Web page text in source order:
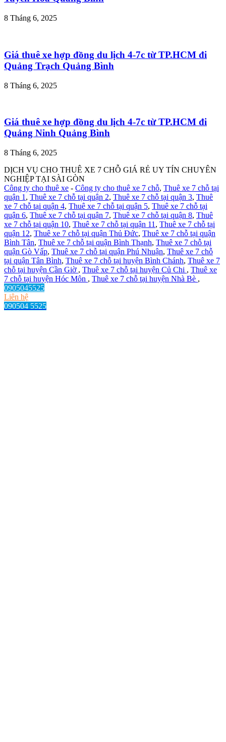
8 Tháng 6, 2025
Giá thuê xe hợp đồng du lịch 4-7c từ TP.HCM đi
Quảng Trạch Quảng Bình
8 Tháng 6, 2025
Giá thuê xe hợp đồng du lịch 4-7c từ TP.HCM đi
Quảng Ninh Quảng Bình
8 Tháng 6, 2025
DỊCH VỤ CHO THUÊ XE 7 CHỖ GIÁ RẺ UY TÍN CHUYÊN
NGHIỆP TẠI SÀI GÒN
Công ty cho thuê xe - Công ty cho thuê xe 7 chỗ, Thuê xe 7 chỗ tại
quận 1 , Thuê xe 7 chỗ tại quận 2, Thuê xe 7 chỗ tại quận 3, Thuê
xe 7 chỗ tại quận 4, Thuê xe 7 chỗ tại quận 5, Thuê xe 7 chỗ tại
quận 6, Thuê xe 7 chỗ tại quận 7, Thuê xe 7 chỗ tại quận 8, Thuê
xe 7 chỗ tại quận 10, Thuê xe 7 chỗ tại quận 11 , Thuê xe 7 chỗ tại
quận 12, Thuê xe 7 chỗ tại quận Thủ Đức, Thuê xe 7 chỗ tại quận
Bình Tân, Thuê xe 7 chỗ tại quận Bình Thạnh, Thuê xe 7 chỗ tại
quận Gò Vấp, Thuê xe 7 chỗ tại quận Phú Nhuận, Thuê xe 7 chỗ
tại quận Tân Bình, Thuê xe 7 chỗ tại huyện Bình Chánh, Thuê xe 7
chỗ tại huyện Cần Giờ , Thuê xe 7 chỗ tại huyện Củ Chi , Thuê xe
7 chỗ tại huyện Hóc Môn , Thuê xe 7 chỗ tại huyện Nhà Bè ,
0905045525
Liên hệ
090504 5525